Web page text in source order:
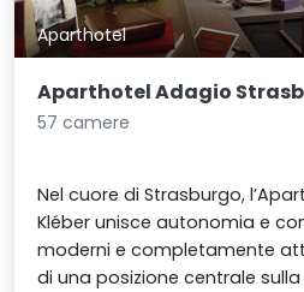
Aparthotel
Aparthotel Adagio
57 camere
Nel cuore di Strasburgo,
Kléber unisce autonomia e
moderni e completamente
di una posizione centrale